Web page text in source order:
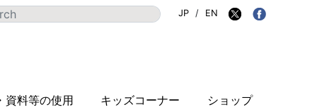
資料等の使用 キッズコーナー ショップ
JP / EN